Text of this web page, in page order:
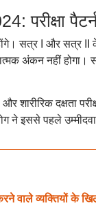
परीक्षा
होंगे। सत्र I और सत्र
अंकन नहीं
शारीरिक दक्षता
ने इससे पहले
वाले व्यक्तियों के